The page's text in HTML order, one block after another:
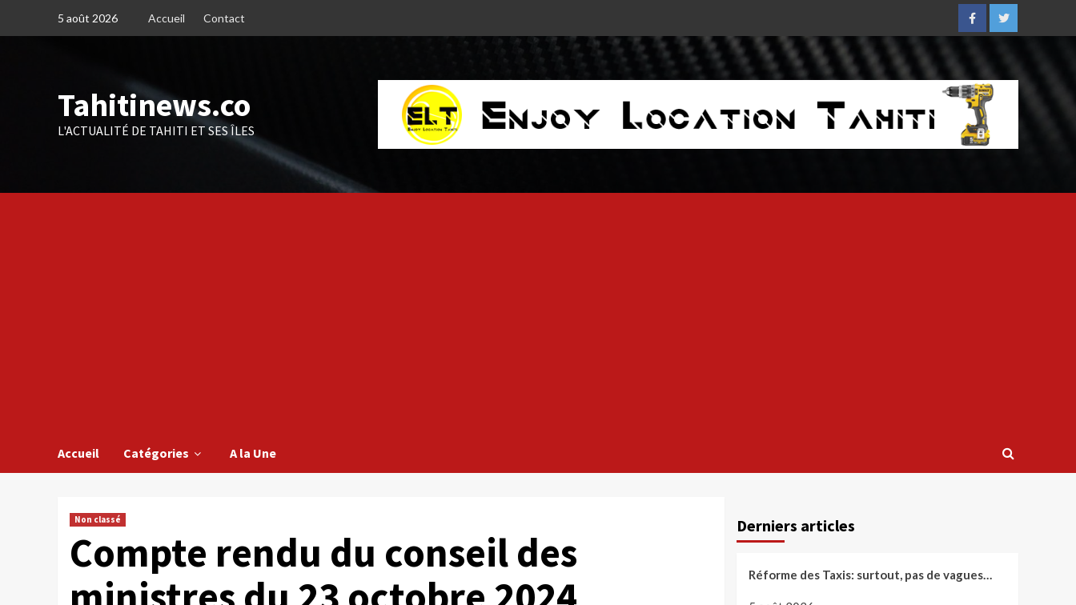
5 août 2026 Accueil Contact
FacebookTwitter
Tahitinews.co
L'ACTUALITÉ DE TAHITI ET SES ÎLES
Accueil Catégories A la Une
Non classé
Compte rendu du conseil des
Derniers articles
Réforme des Taxis: surtout, pas de vagues…